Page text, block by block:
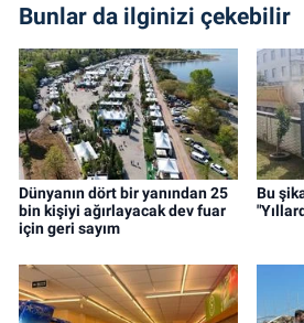
Bunlar da ilginizi çekebilir
Dünyanın dört bir yanından 25
bin kişiyi ağırlayacak dev fuar
için geri sayım
Bu